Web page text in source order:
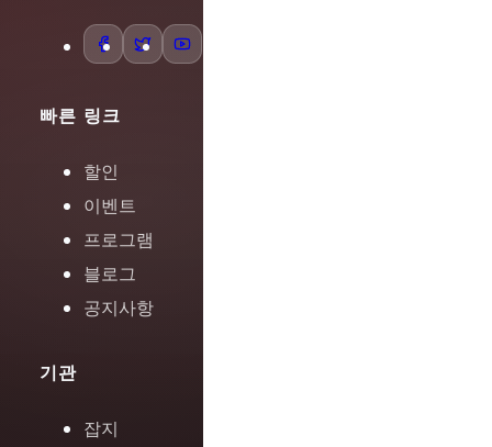
빠른 링크
할인
이벤트
프로그램
블로그
공지사항
기관
잡지